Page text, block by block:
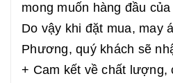
mong muốn hàng đầu
Do vậy khi đặt mua, may
Phương, quý khách sẽ
+ Cam kết về chất lượng,